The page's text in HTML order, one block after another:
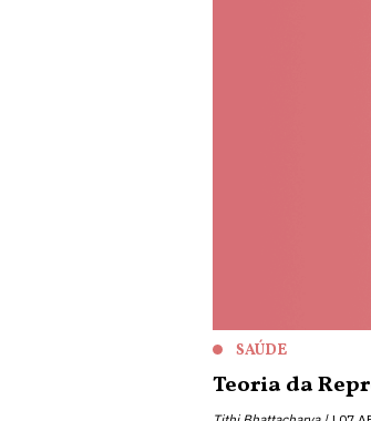
SAÚDE
Teoria da